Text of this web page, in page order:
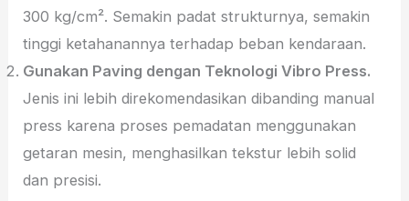
300 kg/cm². Semakin padat strukturnya, semakin
tinggi ketahanannya terhadap beban kendaraan.
Gunakan Paving dengan Teknologi Vibro Press.
Jenis ini lebih direkomendasikan dibanding manual
press karena proses pemadatan menggunakan
getaran mesin, menghasilkan tekstur lebih solid
dan presisi.